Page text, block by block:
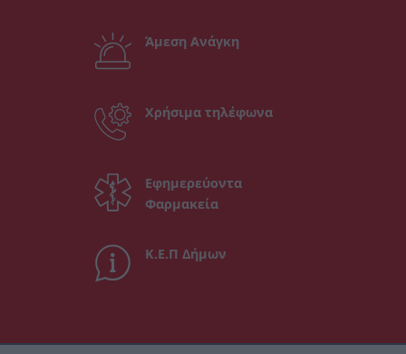
Άμεση Ανάγκη
Χρήσιμα τηλέφωνα
Εφημερεύοντα
Φαρμακεία
Κ.Ε.Π Δήμων